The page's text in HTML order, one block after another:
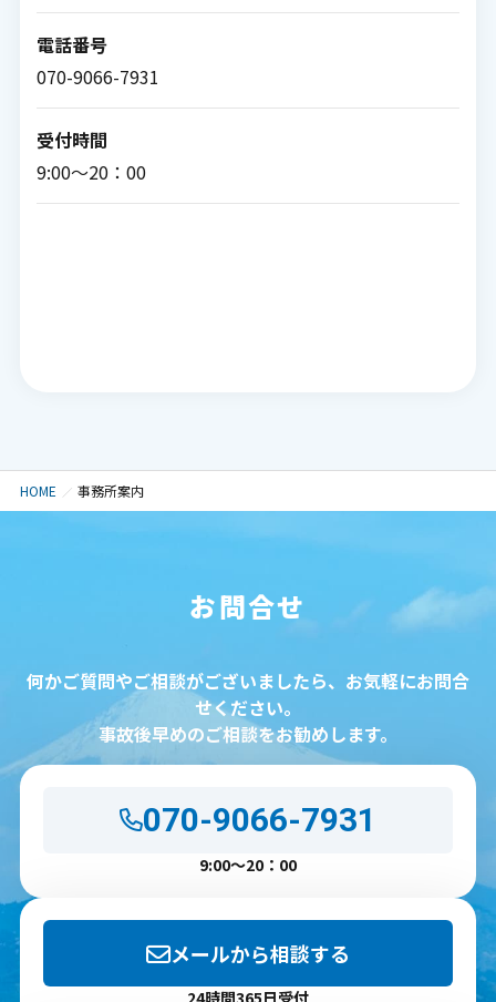
電話番号
070-9066-7931
受付時間
9:00〜20：00
HOME 事務所案内
お問合せ
何かご質問やご相談がございましたら、お気軽にお問合
せください。
事故後早めのご相談をお勧めします。
070-9066-7931
9:00～20：00
メールから相談する
24時間365日受付